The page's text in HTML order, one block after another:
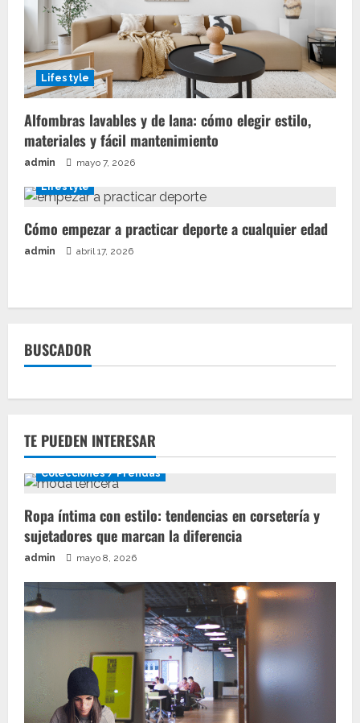
Lifestyle
Alfombras lavables y de lana: cómo elegir estilo,
materiales y fácil mantenimiento
admin mayo 7, 2026
Lifestyle
Cómo empezar a practicar deporte a cualquier edad
admin abril 17, 2026
BUSCADOR
TE PUEDEN INTERESAR
Colecciones / Prendas
Ropa íntima con estilo: tendencias en corsetería y
sujetadores que marcan la diferencia
admin mayo 8, 2026